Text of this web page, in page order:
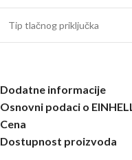
Tip tlačnog priključka
Dodatne informacije
Osnovni podaci o EINHELL
Cena
Dostupnost proizvoda